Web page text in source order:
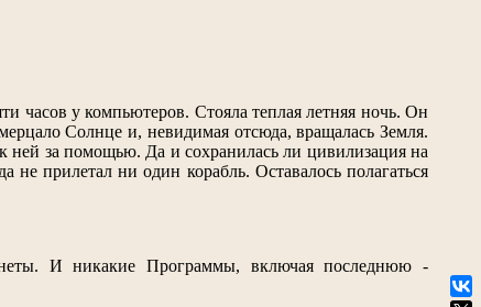
часов у компьютеров. Стояла теплая летняя ночь. Он
Солнце и, невидимая отсюда, вращалась Земля.
за помощью. Да и сохранилась ли цивилизация на
не прилетал ни один корабль. Оставалось полагаться
И никакие Программы, включая последнюю -